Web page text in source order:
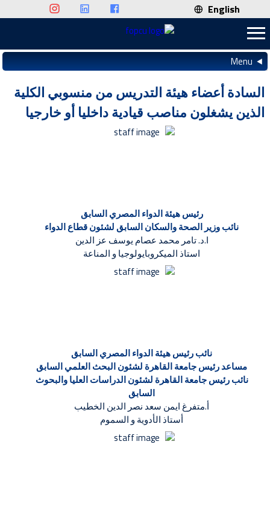
English
Menu
السادة أعضاء هيئة التدريس من منسوبي الكلية
الذين يشغلون مناصب قيادية داخليا أو خارجيا
رئيس هيئة الدواء المصري السابق
نائب وزير الصحة والسكان السابق لشئون قطاع الدواء
ا.د. تامر محمد عصام يوسف عز الدين
استاذ الميكروبايولوجيا و المناعة
نائب رئيس هيئة الدواء المصري السابق
مساعد رئيس جامعة القاهرة لشئون البحث العلمي السابق
نائب رئيس جامعة القاهرة لشئون الدراسات العليا والبحوث
السابق
أ.متفرغ ايمن سعد نصر الدين الخطيب
أستاذ الأدوية و السموم